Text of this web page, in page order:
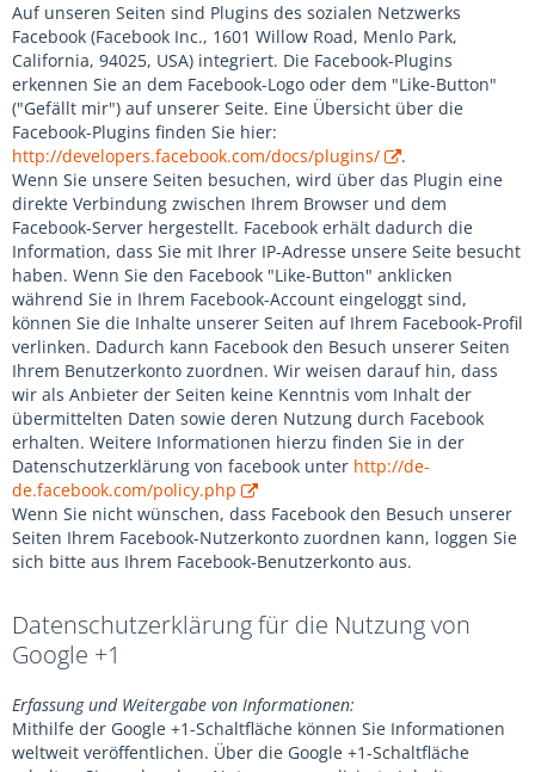
Auf unseren Seiten sind Plugins des sozialen Netzwerks
Facebook (Facebook Inc., 1601 Willow Road, Menlo Park,
California, 94025, USA) integriert. Die Facebook-Plugins
erkennen Sie an dem Facebook-Logo oder dem "Like-Button"
("Gefällt mir") auf unserer Seite. Eine Übersicht über die
Facebook-Plugins finden Sie hier:
http://developers.facebook.com/docs/plugins/
.
Wenn Sie unsere Seiten besuchen, wird über das Plugin eine
direkte Verbindung zwischen Ihrem Browser und dem
Facebook-Server hergestellt. Facebook erhält dadurch die
Information, dass Sie mit Ihrer IP-Adresse unsere Seite besucht
haben. Wenn Sie den Facebook "Like-Button" anklicken
während Sie in Ihrem Facebook-Account eingeloggt sind,
können Sie die Inhalte unserer Seiten auf Ihrem Facebook-Profil
verlinken. Dadurch kann Facebook den Besuch unserer Seiten
Ihrem Benutzerkonto zuordnen. Wir weisen darauf hin, dass
wir als Anbieter der Seiten keine Kenntnis vom Inhalt der
übermittelten Daten sowie deren Nutzung durch Facebook
erhalten. Weitere Informationen hierzu finden Sie in der
Datenschutzerklärung von facebook unter http://de-
de.facebook.com/policy.php
Wenn Sie nicht wünschen, dass Facebook den Besuch unserer
Seiten Ihrem Facebook-Nutzerkonto zuordnen kann, loggen Sie
sich bitte aus Ihrem Facebook-Benutzerkonto aus.
Datenschutzerklärung für die Nutzung von
Google +1
Erfassung und Weitergabe von Informationen:
Mithilfe der Google +1-Schaltfläche können Sie Informationen
weltweit veröffentlichen. Über die Google +1-Schaltfläche